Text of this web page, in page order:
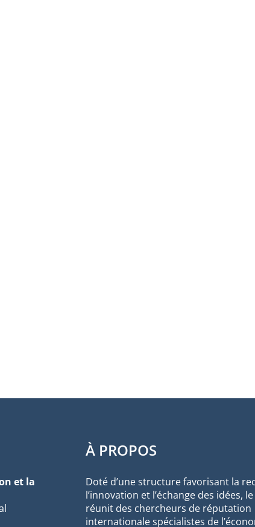
et la
À PROPOS
Doté d’une structure favorisant la
l’innovation et l’échange des idées, le
réunit des chercheurs de réputation
internationale spécialistes de